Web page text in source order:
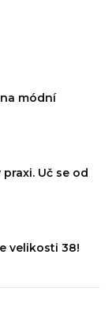
módní
Uč se od
velikosti 38!